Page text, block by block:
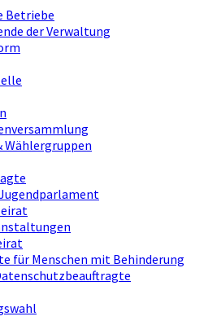
Betriebe
der Verwaltung
Wählergruppen
für Menschen mit Behinderung